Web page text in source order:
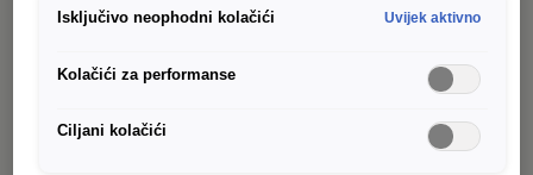
ID . Buzz privlače poglede i osiguravaju skladan
točkova od lakih legura dimenzija 48,3 cm (19
inča) do 53,3 cm (21 inč) i jedan čelični točk od
Isključivo neophodni kolačići Uvijek aktivno
Kolačići za performanse
Ciljani kolačići